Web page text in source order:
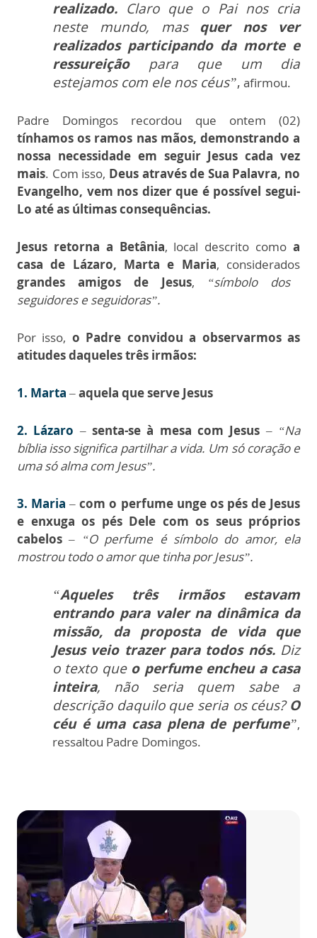
realizado. Claro que o Pai nos cria
neste mundo, mas quer nos ver
realizados participando da morte e
ressureiçãopara que um dia
estejamos com ele nos céus”, afirmou.
Padre Domingos recordou que ontem (02)
tínhamos os ramos nas mãos, demonstrando a
nossa necessidade em seguir Jesus cada vez
mais. Com isso, Deus através de Sua Palavra, no
Evangelho, vem nos dizer que é possível segui-
Lo até as últimas consequências.
Jesus retorna a Betânia, local descrito comoa
casa de Lázaro, Marta e Maria, considerados
grandes amigos de Jesus, “símbolo dos
seguidores e seguidoras”.
Por isso, o Padre convidou a observarmos as
atitudes daqueles três irmãos:
1. Marta –aquela que serve Jesus
2. Lázaro –senta-se à mesa com Jesus – “Na
bíblia isso significa partilhar a vida. Um só coração e
uma só alma com Jesus”.
3. Maria –com o perfume unge os pés de Jesus
e enxuga os pés Dele com os seus próprios
cabelos – “O perfume é símbolo do amor, ela
mostrou todo o amor que tinha por Jesus”.
“Aqueles três irmãos estavam
entrando para valer na dinâmica da
missão, da proposta de vida que
Jesus veio trazer para todos nós.Diz
o texto que o perfume encheu a casa
inteira, não seria quem sabe a
descrição daquilo que seria os céus?O
céu é uma casa plena de perfume”,
ressaltou Padre Domingos.